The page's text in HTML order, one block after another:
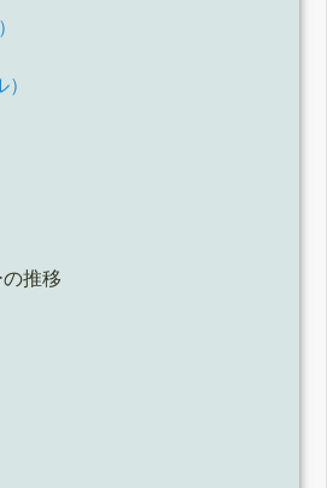
推移